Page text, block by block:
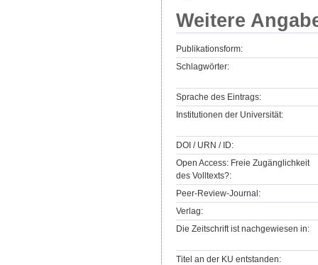
Weitere
Publikationsform:
Schlagwörter:
Sprache des Eintrags:
Institutionen der Universität:
DOI / URN / ID:
Open Access: Freie Zugänglichkeit
des Volltexts?:
Peer-Review-Journal:
Verlag:
Die Zeitschrift ist nachgewiesen in:
Titel an der KU entstanden: